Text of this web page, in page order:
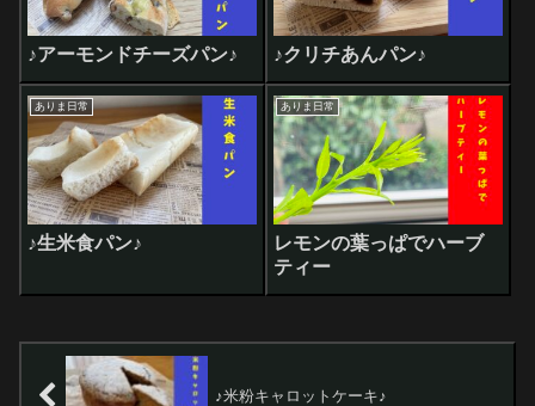
♪アーモンドチーズパン♪ ♪クリチあんパン♪
ありま日常
♪生米食パン♪
ありま日常
レモンの葉っぱでハーブ
ティー
♪米粉キャロットケーキ♪